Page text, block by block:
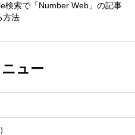
検索で「Number Web」の記事
方法
ュー